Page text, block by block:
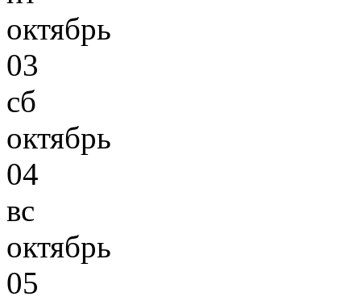
октябрь
03
сб
октябрь
04
вс
октябрь
05